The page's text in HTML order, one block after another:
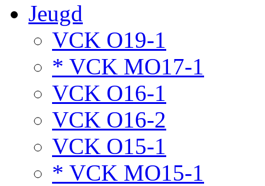
Jeugd
VCK O19-1
* VCK MO17-1
VCK O16-1
VCK O16-2
VCK O15-1
* VCK MO15-1